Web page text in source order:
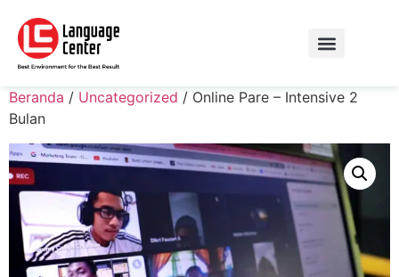
Beranda / Uncategorized / Online Pare – Intensive 2
Bulan